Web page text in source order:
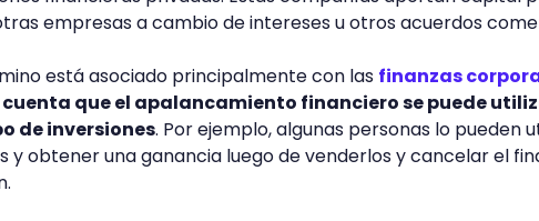
empresas a cambio de intereses u otros acuerdos
está asociado principalmente con las finanzas
cuenta que el apalancamiento financiero se puede
de inversiones. Por ejemplo, algunas personas lo pueden
y obtener una ganancia luego de venderlos y cancelar el